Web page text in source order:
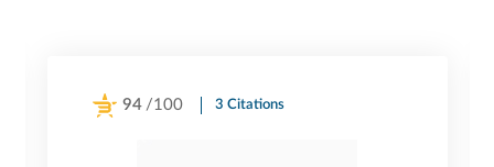
94 /100 3 Citations